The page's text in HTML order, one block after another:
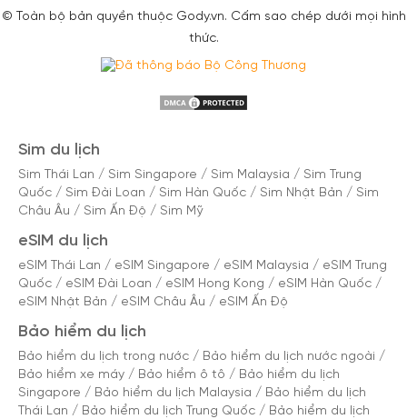
© Toàn bộ bản quyền thuộc Gody.vn. Cấm sao chép dưới mọi hình
thức.
Sim du lịch
Sim Thái Lan / Sim Singapore / Sim Malaysia / Sim Trung
Quốc / Sim Đài Loan / Sim Hàn Quốc / Sim Nhật Bản / Sim
Châu Âu / Sim Ấn Độ / Sim Mỹ
eSIM du lịch
eSIM Thái Lan / eSIM Singapore / eSIM Malaysia / eSIM Trung
Quốc / eSIM Đài Loan / eSIM Hong Kong / eSIM Hàn Quốc /
eSIM Nhật Bản / eSIM Châu Âu / eSIM Ấn Độ
Bảo hiểm du lịch
Bảo hiểm du lịch trong nước / Bảo hiểm du lịch nước ngoài /
Bảo hiểm xe máy / Bảo hiểm ô tô / Bảo hiểm du lịch
Singapore / Bảo hiểm du lịch Malaysia / Bảo hiểm du lịch
Thái Lan / Bảo hiểm du lịch Trung Quốc / Bảo hiểm du lịch